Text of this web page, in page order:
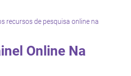
recursos de pesquisa online na
Online Na